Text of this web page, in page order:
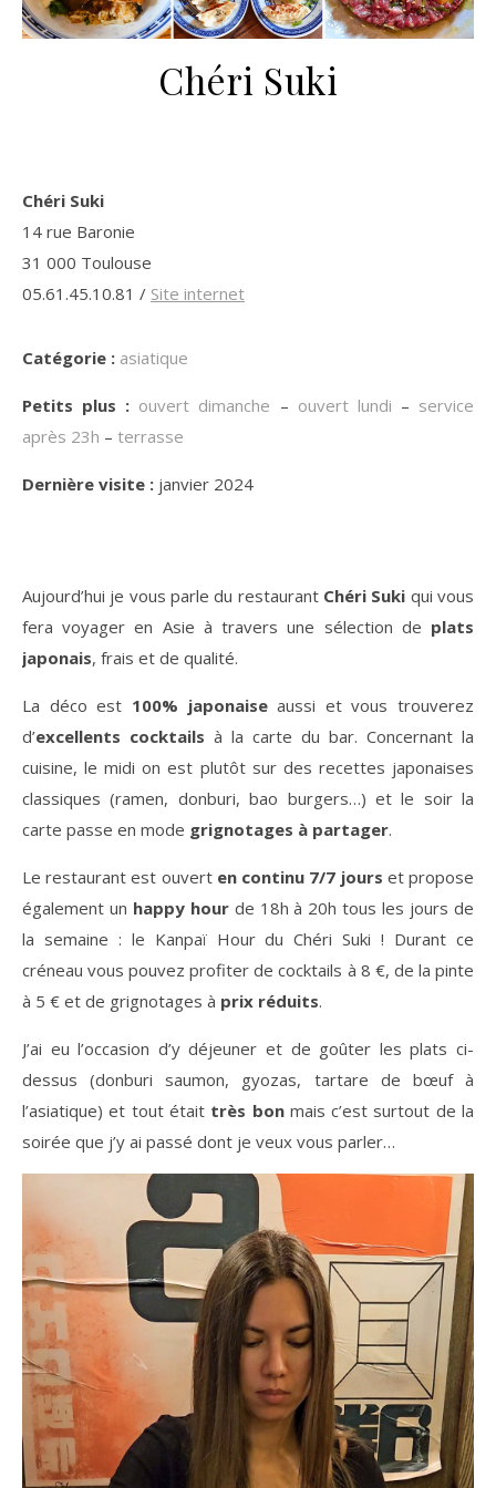
Chéri Suki
Chéri Suki
14 rue Baronie
31 000 Toulouse
05.61.45.10.81 / Site internet
Catégorie : asiatique
Petits plus : ouvert dimanche – ouvert lundi – service
après 23h – terrasse
Dernière visite : janvier 2024
Aujourd’hui je vous parle du restaurant Chéri Suki qui vous
fera voyager en Asie à travers une sélection de plats
japonais, frais et de qualité.
La déco est 100% japonaiseaussi et vous trouverez
d’excellents cocktails à la carte du bar. Concernant la
cuisine, le midi on est plutôt sur des recettes japonaises
classiques (ramen, donburi, bao burgers…) et le soir la
carte passe en mode grignotages à partager.
Le restaurant est ouvert en continu 7/7 jours et propose
également un happy hourde 18h à 20h tous les jours de
la semaine : le Kanpaï Hour du Chéri Suki ! Durant ce
créneau vous pouvez profiter de cocktails à 8 €, de la pinte
à 5 € et de grignotages à prix réduits.
J’ai eu l’occasion d’y déjeuner et de goûter les plats ci-
dessus (donburi saumon, gyozas, tartare de bœuf à
l’asiatique) et tout était très bonmais c’est surtout de la
soirée que j’y ai passé dont je veux vous parler…